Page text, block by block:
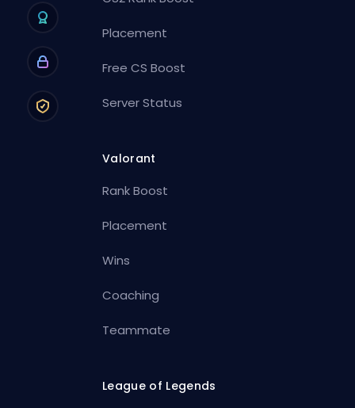
Placement
Free CS Boost
Server Status
Valorant
Rank Boost
Placement
Wins
Coaching
Teammate
League of Legends